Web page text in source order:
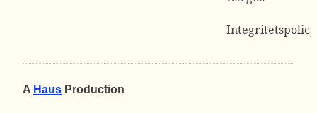
Integritetspolicy
A Haus Production